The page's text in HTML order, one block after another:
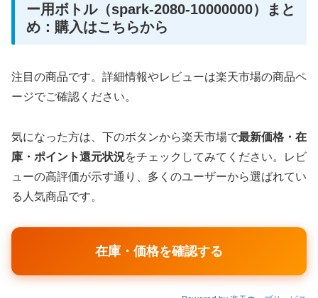
ー用ボトル（spark-2080-10000000）まと
め：購入はこちらから
注目の商品です。詳細情報やレビューは楽天市場の商品ペ
ージでご確認ください。
気になった方は、下のボタンから楽天市場で最新価格・在
庫・ポイント還元状況をチェックしてみてください。レビ
ューの高評価が示す通り、多くのユーザーから選ばれてい
る人気商品です。
在庫・価格を確認する